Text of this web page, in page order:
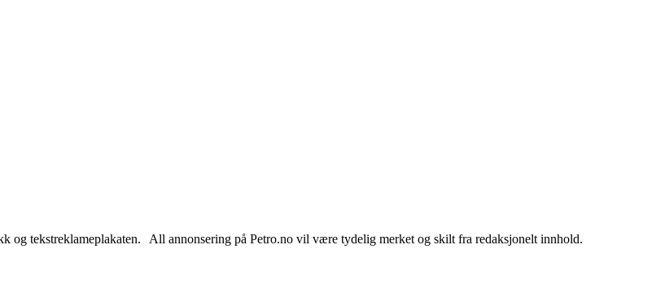
og tekstreklameplakaten. All annonsering på Petro.no vil være tydelig merket og skilt fra redaksjonelt innhold.